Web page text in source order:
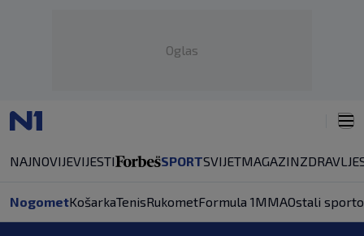
Oglas
NAJNOVIJEVIJESTI SPORTSVIJETMAGAZINZDRAVLJE
NogometKošarkaTenisRukometFormula 1MMAOstali